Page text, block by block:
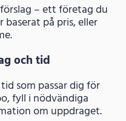
– ett företag du
baserat på pris, eller
och tid
som passar dig för
fyll i nödvändiga
om uppdraget.